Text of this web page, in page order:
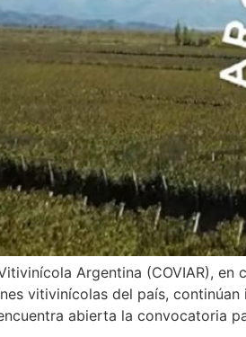
Argentina (COVIAR),
vitivinícolas del país,
abierta la convocatoria